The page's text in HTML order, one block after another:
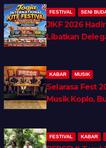
FESTIVAL SENI
JIKF 2026
Libatkan
KABAR MUSIK
Selarasa Fest
Musik Koplo,
FESTIVAL KABAR